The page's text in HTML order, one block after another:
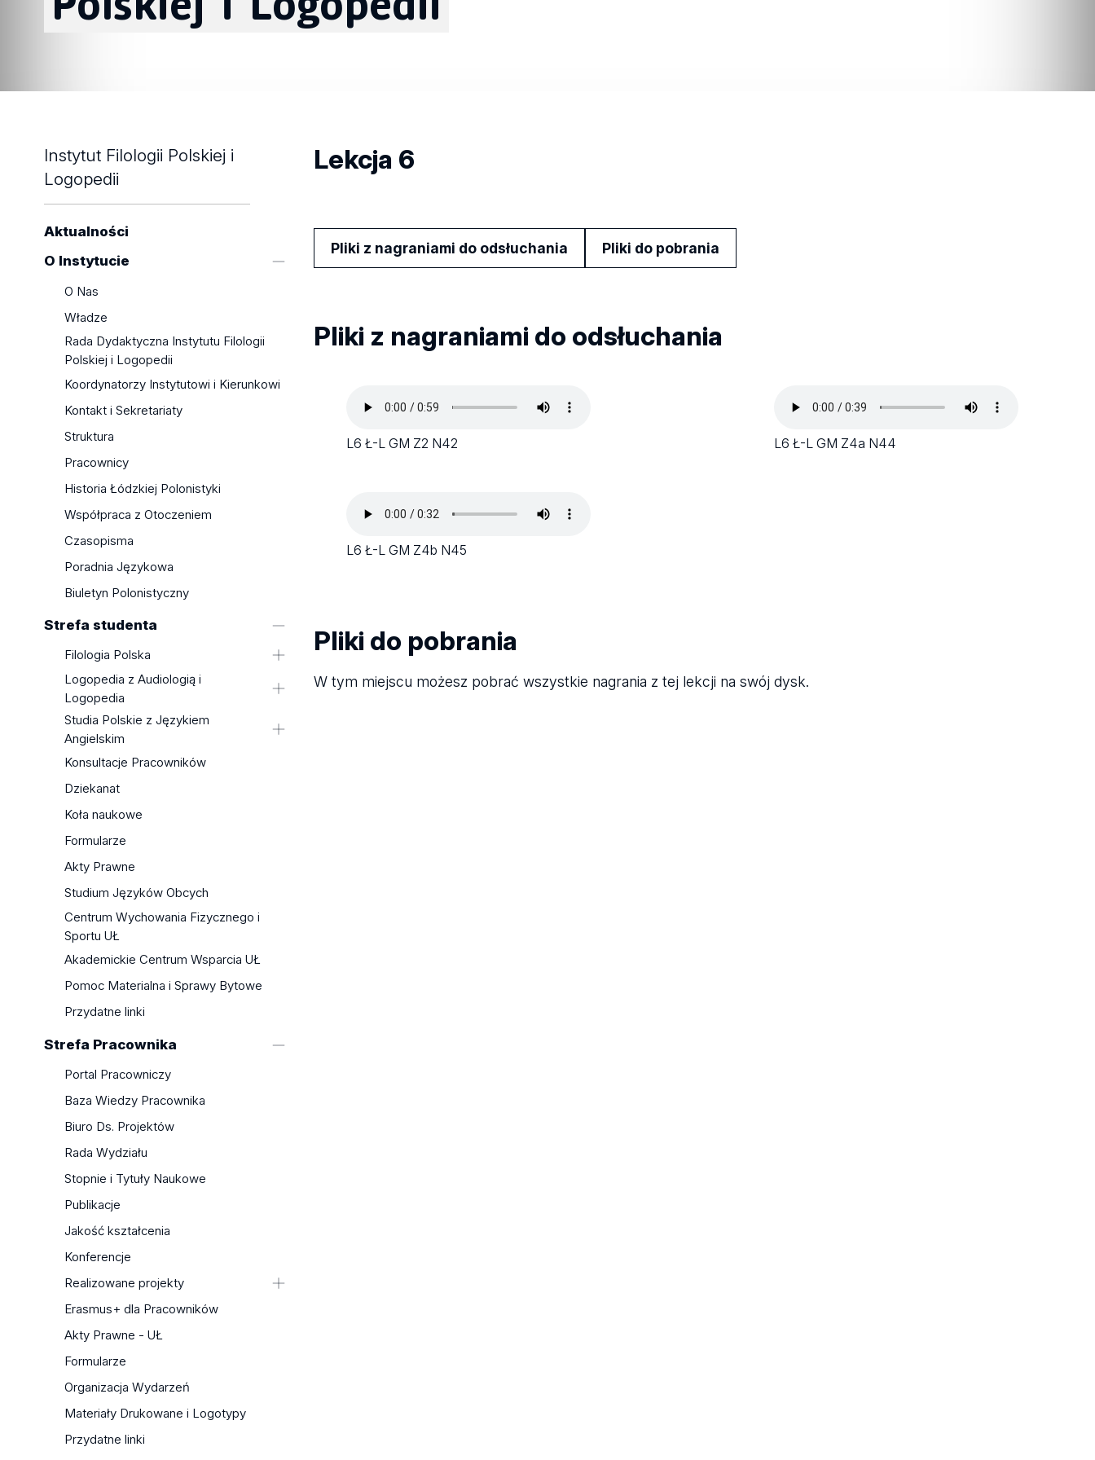
Instytut Filologii Polskiej i
Logopedii
Aktualności
O Instytucie
O Nas
Władze
Rada Dydaktyczna Instytutu Filologii
Polskiej i Logopedii
Koordynatorzy Instytutowi i Kierunkowi
Kontakt i Sekretariaty
Struktura
Pracownicy
Historia Łódzkiej Polonistyki
Współpraca z Otoczeniem
Czasopisma
Poradnia Językowa
Biuletyn Polonistyczny
Strefa studenta
Filologia Polska
Plany zajęć
Programy studiów
Ważne Dokumenty
Seminaria Licencjackie i
Magisterskie
Programy Zawodowe
zagadnienia
Spisy Lektur i Zagadnienia
Egzaminacyjne
Praktyki
Koordynatorzy, Opiekunowie i
Logopedia z Audiologią i
Logopedia
Sekretariat
Plany zajęć
Programy studiów
Praktyki
Seminaria Licencjackie i
Przedstawiciele Studentów
Koła naukowe
Laboratorium Logopedyczne
Konkurs na Najlepszą Pracę
Magisterską
Analizy Wyników Ankiet
Studia Polskie z Językiem
Angielskim
Plany zajęć
Programy studiów
Programy Zawodowe
Zagadnienia egzaminacyjne
Opiekunowie i Koordynatorzy
Konsultacje Pracowników
Dziekanat
Koła naukowe
Formularze
Akty Prawne
Studium Języków Obcych
Centrum Wychowania Fizycznego i
Sportu UŁ
Akademickie Centrum Wsparcia UŁ
Pomoc Materialna i Sprawy Bytowe
Przydatne linki
Strefa Pracownika
Portal Pracowniczy
Baza Wiedzy Pracownika
Biuro Ds. Projektów
Rada Wydziału
Stopnie i Tytuły Naukowe
Publikacje
Jakość kształcenia
Konferencje
Realizowane projekty
Edycja krytyczna zbiorów
XVII do XX w. — NPRH (w module:
Dziedzictwo narodowe)
Female Friendship: A Central
Century — NAWA. Zawacka
Sztuka współczesna miast
Erasmus+ dla Pracowników
Akty Prawne - UŁ
Formularze
Organizacja Wydarzeń
Materiały Drukowane i Logotypy
Przydatne linki
Lekcja 6
Pliki z nagraniami do odsłuchania Pliki do pobrania
Pliki z nagraniami do odsłuchania
L6 Ł-L GM Z2 N42 L6 Ł-L GM Z4a N44
L6 Ł-L GM Z4b N45
Pliki do pobrania
W tym miejscu możesz pobrać wszystkie nagrania z tej lekcji na swój dysk.